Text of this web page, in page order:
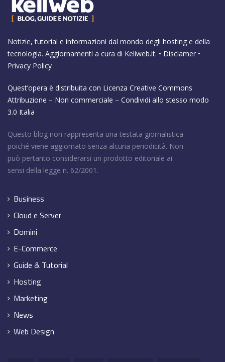
Notizie, tutorial e informazioni dal mondo degli hosting e della
tecnologia. Aggiornamenti a cura di Keliweb.it. • Disclamer •
Privacy Policy
Quest’opera è distribuita con Licenza Creative Commons
Attribuzione – Non commerciale – Condividi allo stesso modo
3.0 Italia
Questo blog non rappresenta una testata giornalistica
poiché viene aggiornato senza alcuna periodicità. Non
può pertanto considerarsi un prodotto editoriale ai
sensi della legge n. 62/2001.
Business
Cloud e Server
Domini
E-Commerce
Guide & Tutorial
Hosting
Marketing
News
Web Design